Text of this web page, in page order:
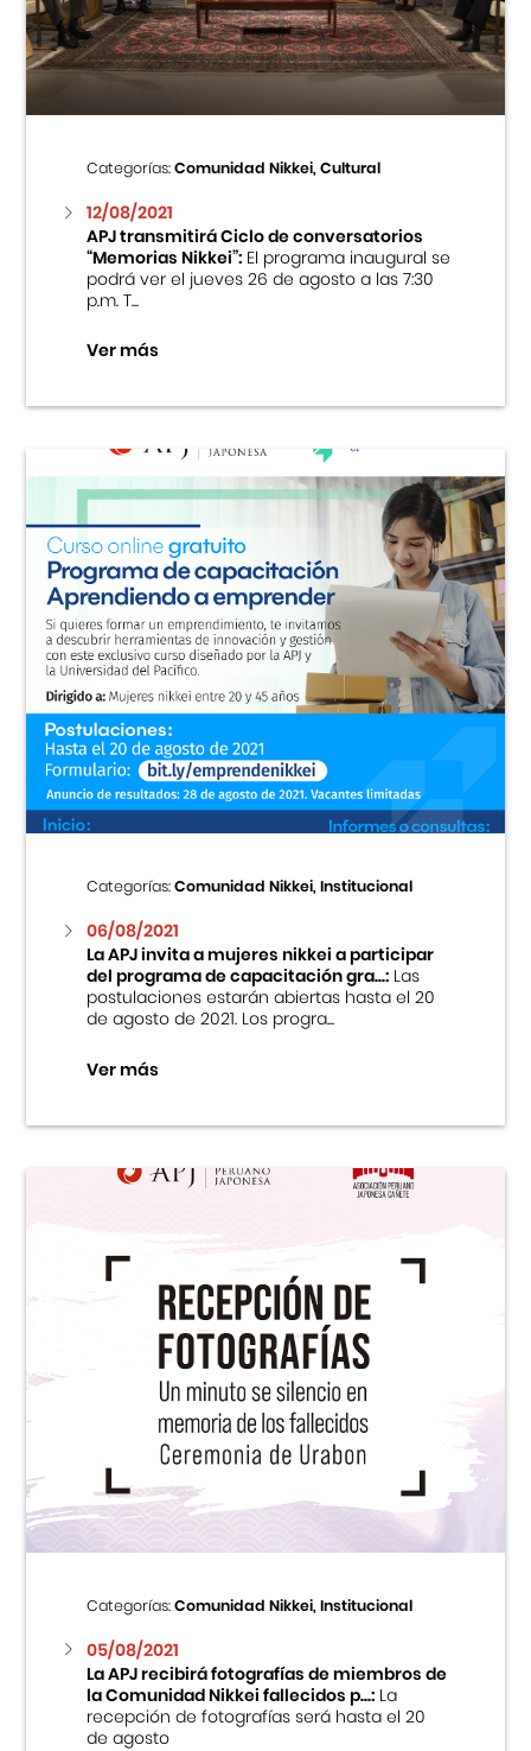
Centro Cultural Peruano Japonés
Museo de la Inmigración Japonesa
Fondo Editorial
Teatro Peruano Japonés
Categorías:Comunidad Nikkei, Cultural
12/08/2021
APJ transmitirá Ciclo de conversatorios
“Memorias Nikkei”:El programa inaugural se
podrá ver el jueves 26 de agosto a las 7:30
p.m. T...
Ver más
Categorías:Comunidad Nikkei, Institucional
06/08/2021
La APJ invita a mujeres nikkei a participar
del programa de capacitación gra...:Las
postulaciones estarán abiertas hasta el 20
de agosto de 2021. Los progra...
Ver más
Categorías:Comunidad Nikkei, Institucional
05/08/2021
La APJ recibirá fotografías de miembros de
la Comunidad Nikkei fallecidos p...:La
recepción de fotografías será hasta el 20
de agosto